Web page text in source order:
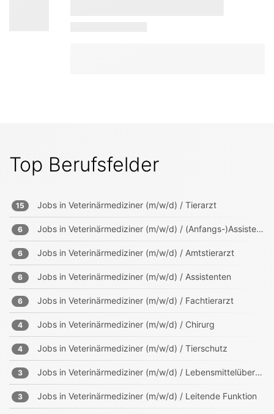
Top Berufsfelder
15 Jobs in Veterinärmediziner (m/w/d) / Tierarzt
6 Jobs in Veterinärmediziner (m/w/d) / (Anfangs-)Assistenten
6 Jobs in Veterinärmediziner (m/w/d) / Amtstierarzt
6 Jobs in Veterinärmediziner (m/w/d) / Assistenten
6 Jobs in Veterinärmediziner (m/w/d) / Fachtierarzt
4 Jobs in Veterinärmediziner (m/w/d) / Chirurg
4 Jobs in Veterinärmediziner (m/w/d) / Tierschutz
3 Jobs in Veterinärmediziner (m/w/d) / Lebensmittelüberwachung
3 Jobs in Veterinärmediziner (m/w/d) / Leitende Funktion